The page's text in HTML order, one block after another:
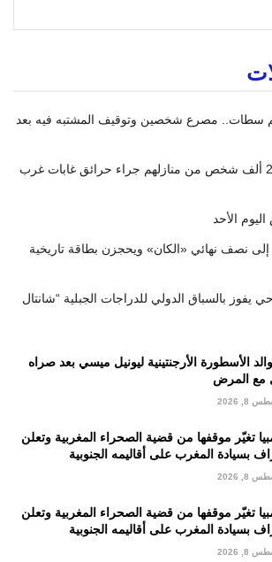
سطات.. مصرع شخصين وتوقيف المشتبه فيه بعد
كندا.. إجلاء أكثر من 20 ألف شخص من منازلهم جراء حرائق غابات غرب
الأحد
إلى نصف نهائي «الكان» ويحجزن بطاقة تاريخية
يفوز بالسباق الدولي للدراجات الجبلية “شانتال
الأسطورة الأرجنتينية ليونيل ميسي بعد صراه
مع المرض
8, 2026
تغيّر موقفها من قضية الصحراء المغربية وتعلن
بسيادة المغرب على أقاليمه الجنوبية
8, 2026
تغيّر موقفها من قضية الصحراء المغربية وتعلن
بسيادة المغرب على أقاليمه الجنوبية
8, 2026